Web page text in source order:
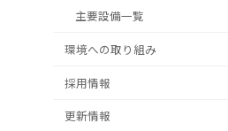
主要設備一覧
環境への取り組み
採用情報
更新情報